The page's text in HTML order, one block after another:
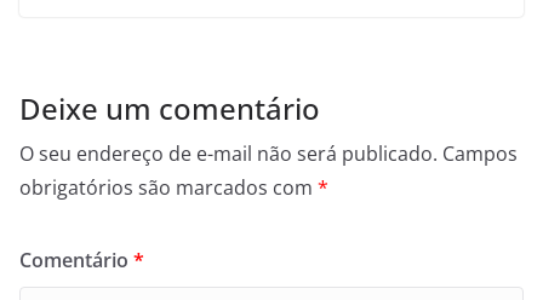
Deixe um comentário
O seu endereço de e-mail não será publicado. Campos
obrigatórios são marcados com *
Comentário *